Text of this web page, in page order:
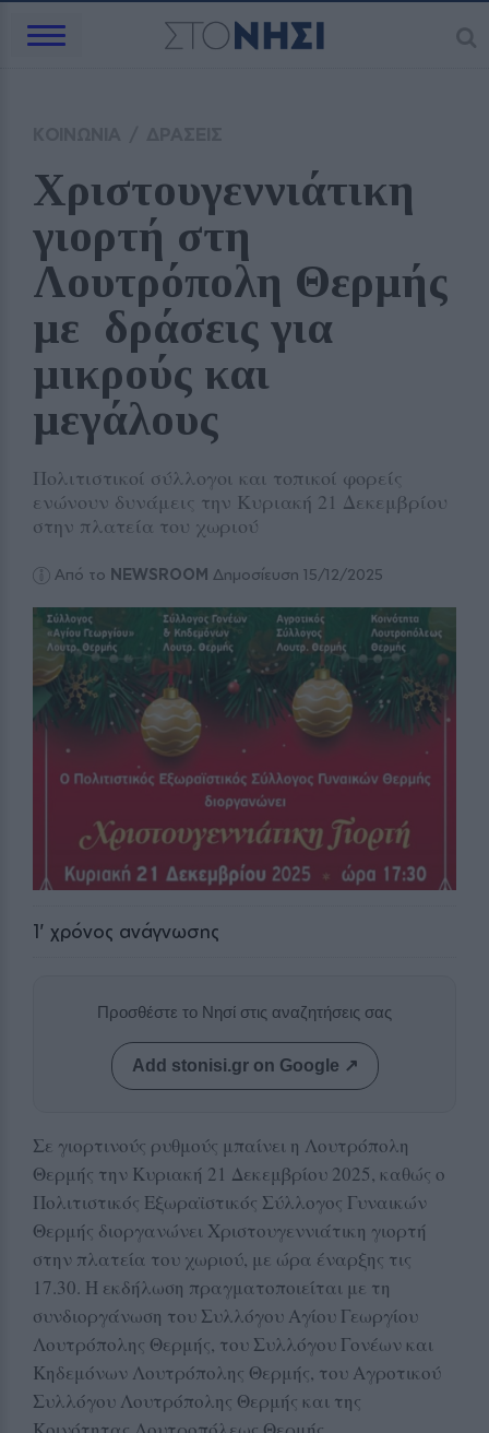
Χριστουγεννιάτικη
γιορτή στη
Λουτρόπολη Θερμής
με  δράσεις για
μικρούς και
μεγάλους
Πολιτιστικοί σύλλογοι και τοπικοί φορείς
ενώνουν δυνάμεις την Κυριακή 21 Δεκεμβρίου
στην πλατεία του χωριού
Από το NEWSROOM Δημοσίευση 15/12/2025
1' χρόνος ανάγνωσης
Προσθέστε το Νησί στις αναζητήσεις σας
Add stonisi.gr on Google ↗
Σε γιορτινούς ρυθμούς μπαίνει η Λουτρόπολη
Θερμής την Κυριακή 21 Δεκεμβρίου 2025, καθώς ο
Πολιτιστικός Εξωραϊστικός Σύλλογος Γυναικών
Θερμής διοργανώνει Χριστουγεννιάτικη γιορτή
στην πλατεία του χωριού, με ώρα έναρξης τις
17.30. Η εκδήλωση πραγματοποιείται με τη
συνδιοργάνωση του Συλλόγου Αγίου Γεωργίου
Λουτρόπολης Θερμής, του Συλλόγου Γονέων και
Κηδεμόνων Λουτρόπολης Θερμής, του Αγροτικού
Συλλόγου Λουτρόπολης Θερμής και της